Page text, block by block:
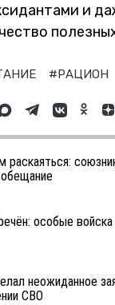
и
#РАЦИОН
раскаяться:
особые
неожиданное
СВО